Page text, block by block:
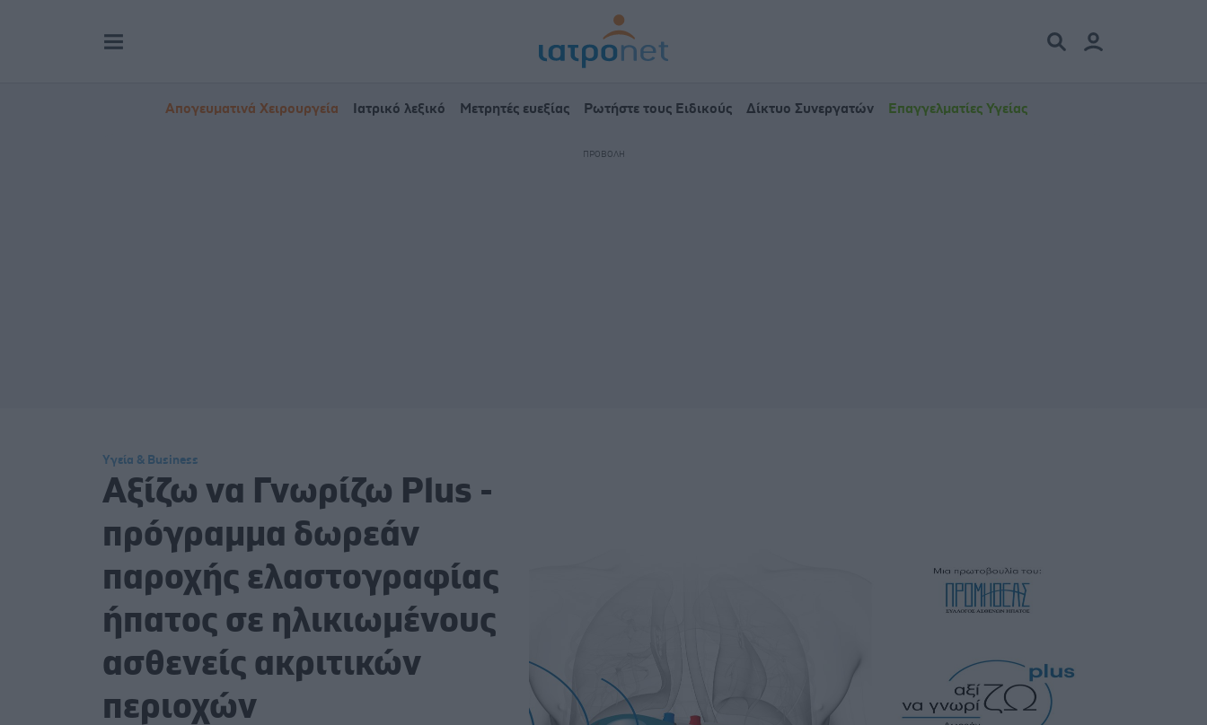
Απογευματινά Χειρουργεία Ιατρικό λεξικό Μετρητές ευεξίας Ρωτήστε τους Ειδικούς Δίκτυο Συνεργατών Επαγγελματίες Υγείας
Υγεία & Business
Αξίζω να Γνωρίζω Plus -
πρόγραμμα δωρεάν
παροχής ελαστογραφίας
ήπατος σε ηλικιωμένους
ασθενείς ακριτικών
περιοχών